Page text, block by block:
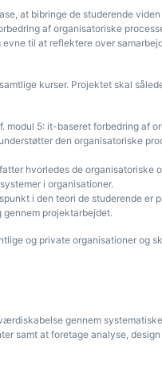
at bibringe de studerende
af organisatoriske
til at reflektere over
kurser. Projektet skal
modul 5: it-baseret forbedring af
den organisatoriske
hvorledes de organisatoriske
i organisationer.
i den teori de studerende er
gennem projektarbejdet.
og private organisationer og
gennem
samt at foretage analyse,